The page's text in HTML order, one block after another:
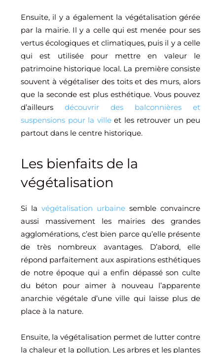
Ensuite, il y a également la végétalisation gérée
par la mairie. Il y a celle qui est menée pour ses
vertus écologiques et climatiques, puis il y a celle
qui est utilisée pour mettre en valeur le
patrimoine historique local. La première consiste
souvent à végétaliser des toits et des murs, alors
que la seconde est plus esthétique. Vous pouvez
d’ailleurs découvrir des balconnières et
suspensions pour la villeet les retrouver un peu
partout dans le centre historique.
Les bienfaits de la
végétalisation
Si la végétalisation urbaine semble convaincre
aussi massivement les mairies des grandes
agglomérations, c’est bien parce qu’elle présente
de très nombreux avantages. D’abord, elle
répond parfaitement aux aspirations esthétiques
de notre époque qui a enfin dépassé son culte
du béton pour aimer à nouveau l’apparente
anarchie végétale d’une ville qui laisse plus de
place à la nature.
Ensuite, la végétalisation permet de lutter contre
la chaleur et la pollution. Les arbres et les plantes